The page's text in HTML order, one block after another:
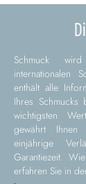
Schmuck
internationalen
enthält alle
Ihres
wichtigsten
gewährt Ihnen
einjährige
Garantiezeit.
erfahren Sie in